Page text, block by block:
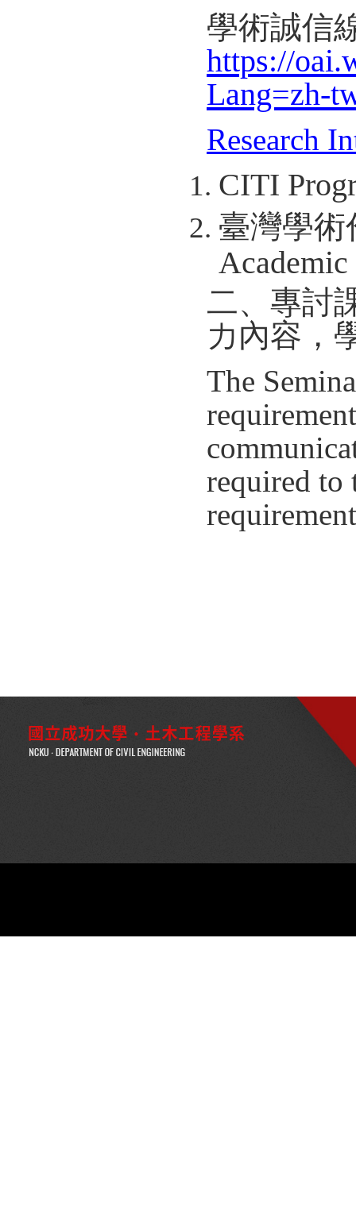
學術誠信
https://
Lang=zh-
Research
CITI
臺灣學術
Academic
二、專討
力內容，
The
required to